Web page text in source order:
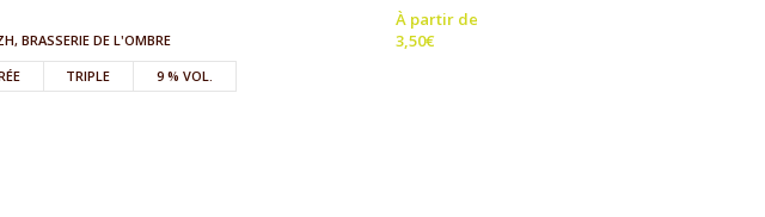
BRASSERIE DE L'OMBRE
TRIPLE 9 % VOL.
À partir de
3,50€